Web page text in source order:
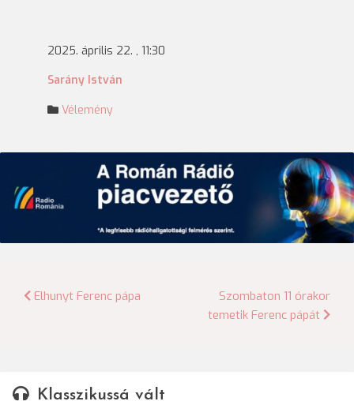
2025. április 22. , 11:30
Sarány István
Vélemény
Bejegyzés
Elhunyt Ferenc pápa
Szombaton 11 órakor
temetik Ferenc pápát
Klasszikussá vált